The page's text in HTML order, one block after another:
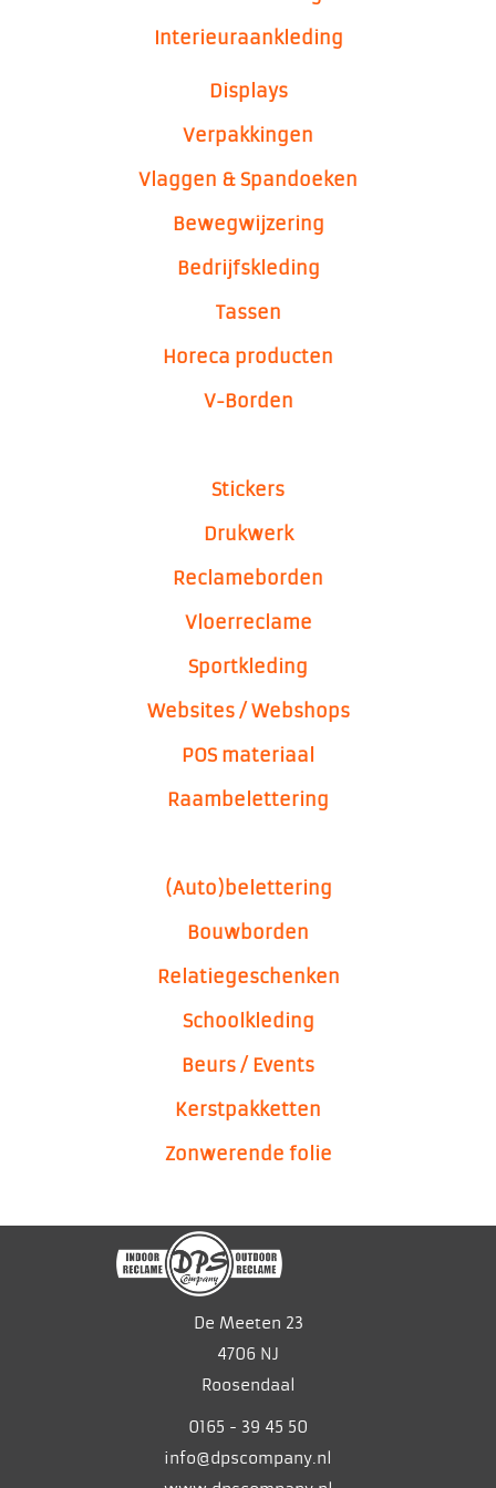
Interieuraankleding
Displays
Verpakkingen
Vlaggen & Spandoeken
Bewegwijzering
Bedrijfskleding
Tassen
Horeca producten
V-Borden
Stickers
Drukwerk
Reclameborden
Vloerreclame
Sportkleding
Websites / Webshops
POS materiaal
Raambelettering
(Auto)belettering
Bouwborden
Relatiegeschenken
Schoolkleding
Beurs / Events
Kerstpakketten
Zonwerende folie
De Meeten 23
4706 NJ
Roosendaal
0165 - 39 45 50
info@dpscompany.nl